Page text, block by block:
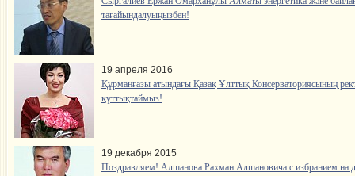
тағайындалуыңызбен!
19 апреля 2016
Құрманғазы атындағы Қазақ Ұлттық Консерваториясының
құттықтаймыз!
19 декабря 2015
Поздравляем! Алшанова Рахман Алшановича с избранием на